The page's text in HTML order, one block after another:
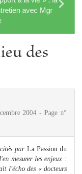
avec Mgr
des
2004 - Page n°
par La Passion du
mesurer les enjeux :
l'écho des « docteurs